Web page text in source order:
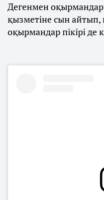
Дегенмен
қызметіне сын айтып,
оқырмандар пікірі де